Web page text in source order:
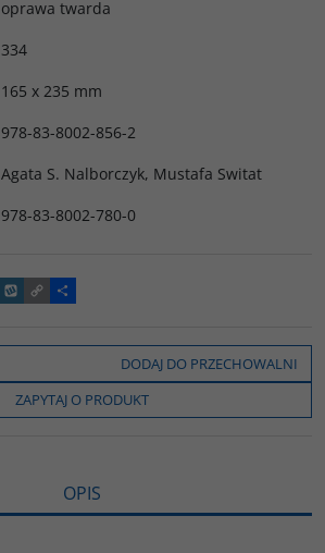
oprawa twarda
334
165 x 235 mm
978-83-8002-856-2
Agata S. Nalborczyk, Mustafa Switat
978-83-8002-780-0
W
y
o
C
o
y
i
n
k
P
o
z
e
l
s
DODAJ DO PRZECHOWALNI
ZAPYTAJ O PRODUKT
OPIS